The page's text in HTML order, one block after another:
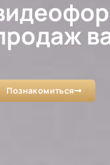
Познакомиться